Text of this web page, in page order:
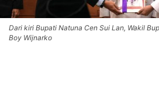
Dari kiri Bupati Natuna Cen Sui Lan, Wakil
Boy Wijnarko